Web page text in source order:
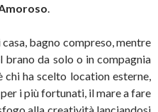
bagno compreso, mentre
da solo o in compagnia
chi ha scelto location esterne,
i più fortunati, il mare a fare
alla creatività lanciandosi